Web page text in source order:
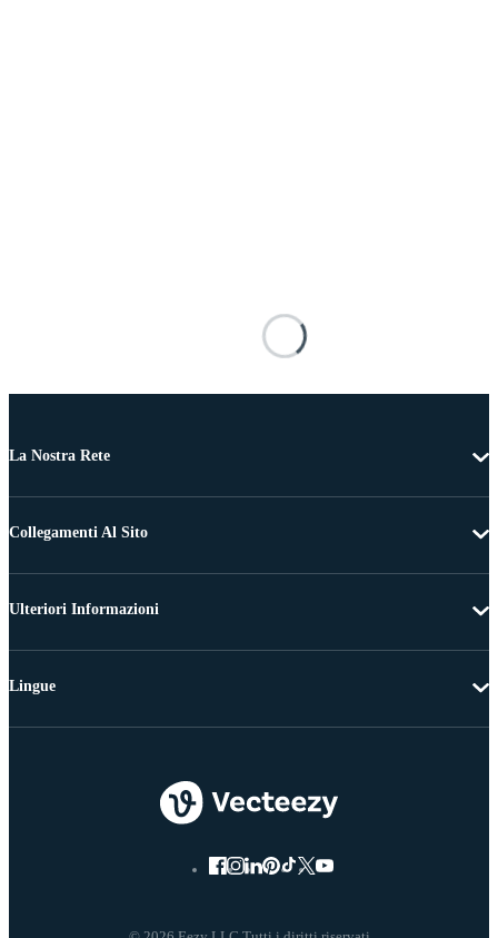
La Nostra Rete
Collegamenti Al Sito
Ulteriori Informazioni
Lingue